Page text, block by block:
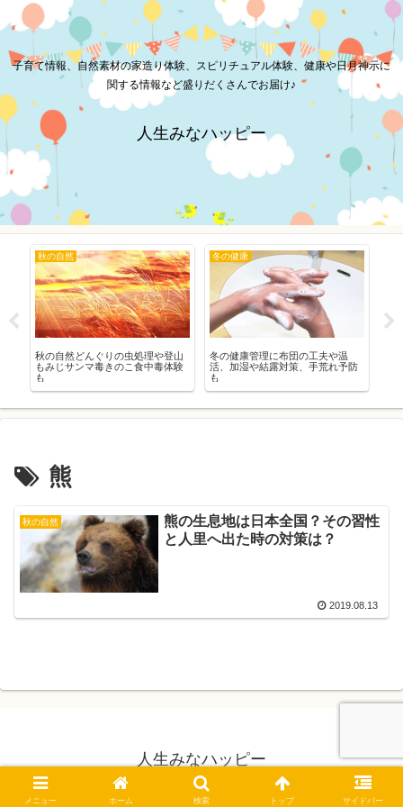
子育て情報、自然素材の家造り体験、スピリチュアル体験、健康や日月神示に
関する情報など盛りだくさんでお届け♪
人生みなハッピー
秋の自然
秋の自然どんぐりの虫処理や登山
もみじサンマ毒きのこ食中毒体験
も
冬の健康
冬の健康管理に布団の工夫や温
活、加湿や結露対策、手荒れ予防
も
熊
秋の自然
熊の生息地は日本全国？その習性
と人里へ出た時の対策は？
2019.08.13
人生みなハッピー
© 2019 人生みなハッピー.
メニュー ホーム 検索 トップ サイドバー